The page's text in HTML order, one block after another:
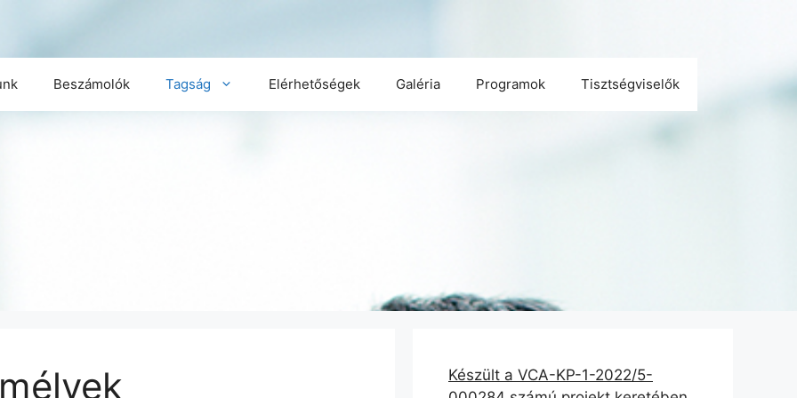
Beszámolók Tagság Elérhetőségek Galéria Programok Tisztségviselők
Készült a VCA-KP-1-2022/5-